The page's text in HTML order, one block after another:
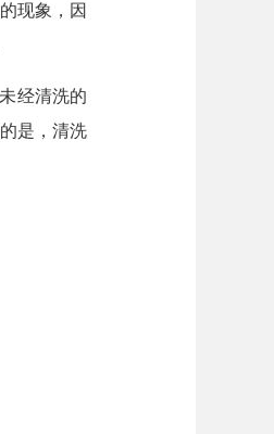
现象，因
经清洗的
是，清洗